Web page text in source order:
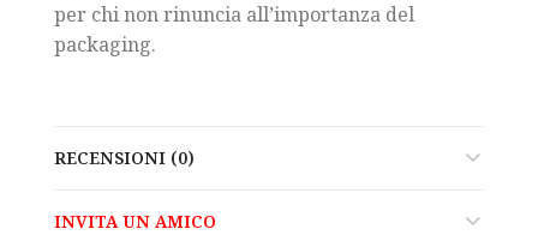
per chi non rinuncia all’importanza del
packaging.
RECENSIONI (0)
INVITA UN AMICO